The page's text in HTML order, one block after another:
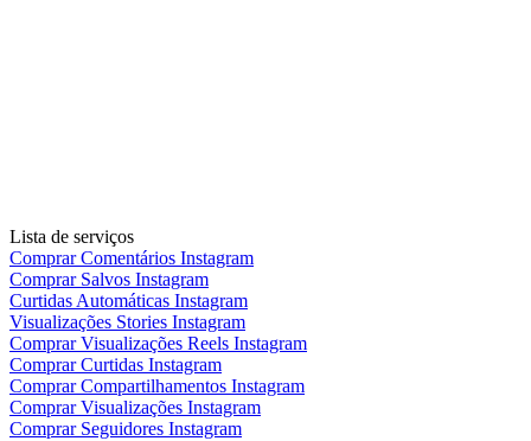
Lista de serviços
Comprar Comentários Instagram
Comprar Salvos Instagram
Curtidas Automáticas Instagram
Visualizações Stories Instagram
Comprar Visualizações Reels Instagram
Comprar Curtidas Instagram
Comprar Compartilhamentos Instagram
Comprar Visualizações Instagram
Comprar Seguidores Instagram